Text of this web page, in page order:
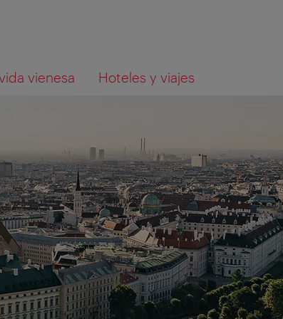
vienesa Hoteles y viajes